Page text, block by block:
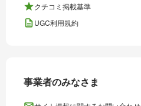
クチコミ掲載基準
UGC利用規約
事業者のみなさま